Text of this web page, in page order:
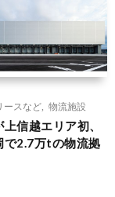
ースなど
物流施設
信越エリア初、
で2.7万tの物流拠